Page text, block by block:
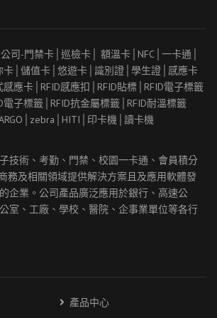
技術、考勤、門禁、校園一卡通、會員積分
務及相關領域提供解決方案且及應用軟體發
企業。公司產品廣泛應用於銀行、高速公
室、工廠、學校、醫院、企事業單位等各行
產品中心